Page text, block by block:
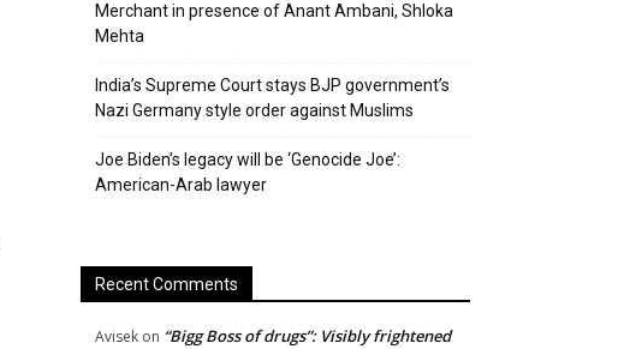
Merchant in presence of Anant Ambani, Shloka
Mehta
India’s Supreme Court stays BJP government’s
Nazi Germany style order against Muslims
Joe Biden’s legacy will be ‘Genocide Joe’:
American-Arab lawyer
Recent Comments
Avisek on “Bigg Boss of drugs”: Visibly frightened